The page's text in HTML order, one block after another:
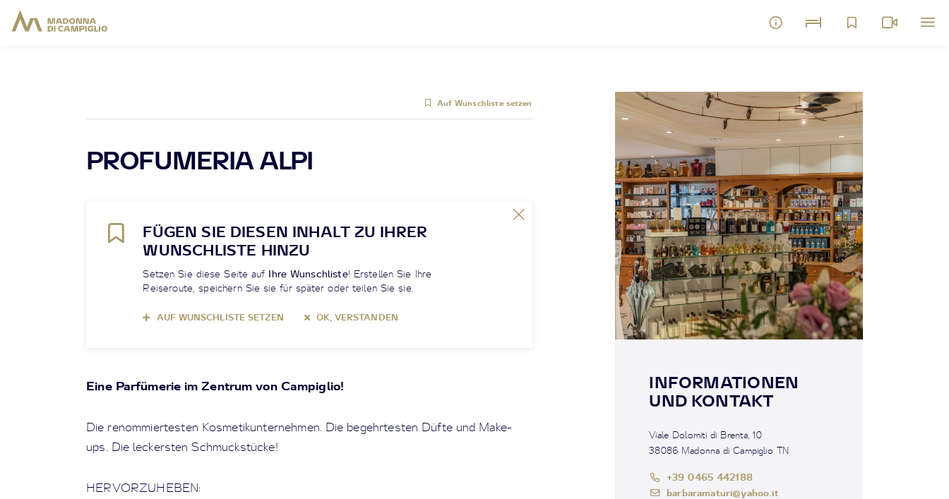
Auf Wunschliste setzen
PROFUMERIA ALPI
FÜGEN SIE DIESEN INHALT ZU IHRER
WUNSCHLISTE HINZU
Setzen Sie diese Seite auf Ihre Wunschliste! Erstellen Sie Ihre
Reiseroute, speichern Sie sie für später oder teilen Sie sie.
AUF WUNSCHLISTE SETZEN OK, VERSTANDEN
Eine Parfümerie im Zentrum von Campiglio!
Die renommiertesten Kosmetikunternehmen. Die begehrtesten Düfte und Make-
ups. Die leckersten Schmuckstücke!
HERVORZUHEBEN:
INFORMATIONEN
UND KONTAKT
Viale Dolomiti di Brenta, 10
38086 Madonna di Campiglio TN
+39 0465 442188
barbaramaturi@yahoo.it